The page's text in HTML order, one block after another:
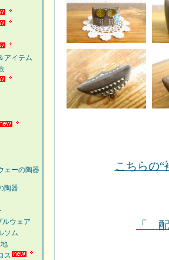
アイテム
ェーの陶器
陶器
ア
ソム
ス
こちらの“
「